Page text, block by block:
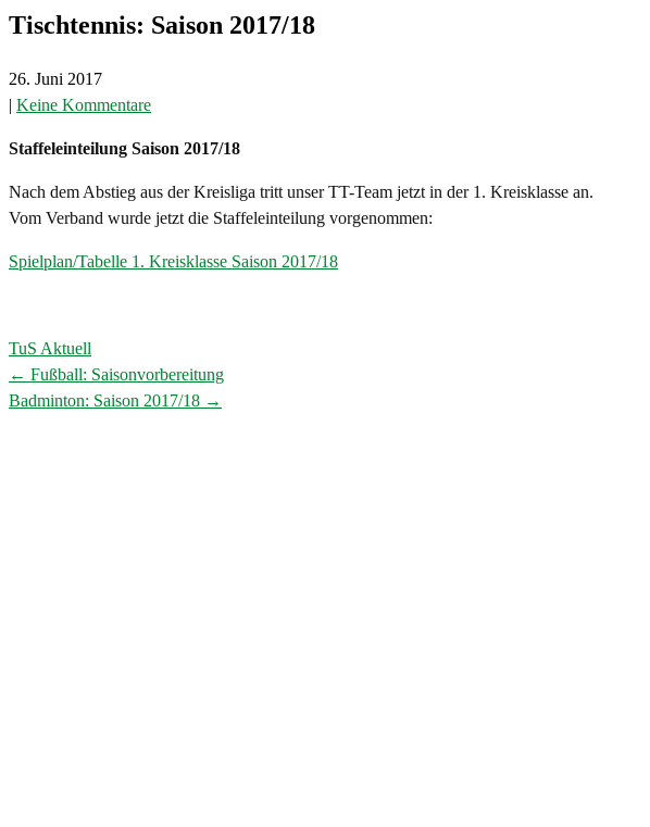
Tischtennis: Saison 2017/18
26. Juni 2017
| Keine Kommentare
Staffeleinteilung Saison 2017/18
Nach dem Abstieg aus der Kreisliga tritt unser TT-Team jetzt in der 1. Kreisklasse an.
Vom Verband wurde jetzt die Staffeleinteilung vorgenommen:
Spielplan/Tabelle 1. Kreisklasse Saison 2017/18
TuS Aktuell
Post
← Fußball: Saisonvorbereitung
Badminton: Saison 2017/18 →